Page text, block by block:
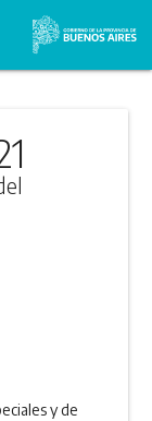
y de